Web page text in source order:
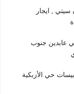
جاردن سيتي , ايجار
عابدين جنوب
, ايجار اتوبيسات حي الأزبكية